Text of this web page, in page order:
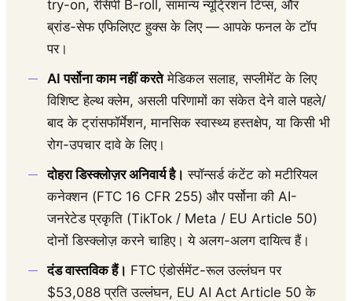
try-on, रेसिपी B-roll, सामान्य न्यूट्रिशन टिप्स, और
ब्रांड-सेफ एफिलिएट हुक्स के लिए — आपके फनल के टॉप
पर।
AI पर्सोना काम नहीं करतेमेडिकल सलाह, सप्लीमेंट के लिए
विशिष्ट हेल्थ क्लेम, असली परिणामों का संकेत देने वाले पहले/
बाद के ट्रांसफॉर्मेशन, मानसिक स्वास्थ्य हस्तक्षेप, या किसी भी
रोग-उपचार दावे के लिए।
दोहरा डिस्क्लोज़र अनिवार्य है। स्पॉन्सर्ड कंटेंट को मटीरियल
कनेक्शन (FTC 16 CFR 255) और पर्सोना की AI-
जनरेटेड प्रकृति (TikTok / Meta / EU Article 50)
दोनों डिस्क्लोज़ करने चाहिए। ये अलग-अलग दायित्व हैं।
दंड वास्तविक हैं। FTC एंडोर्समेंट-रूल उल्लंघन पर
$53,088 प्रति उल्लंघन, EU AI Act Article 50 के